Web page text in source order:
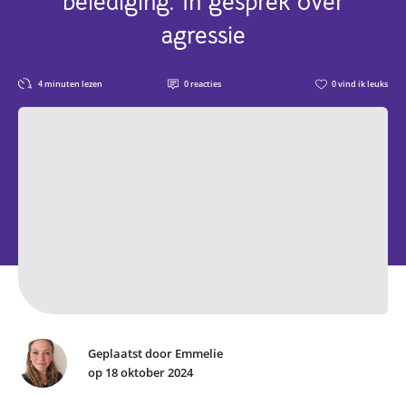
agressie
4 4minuten lezen 0reacties 0vind ik leuks
Geplaatst door Emmelie
op 18 oktober 2024